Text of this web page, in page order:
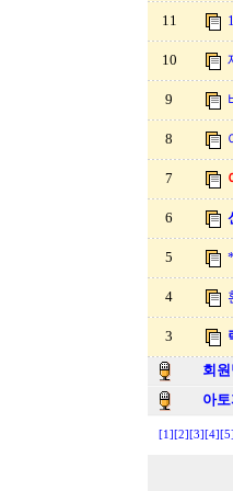
11
10
9
8
7
6
5
4
3
회
아
[1] [2] [3] [4] [5]